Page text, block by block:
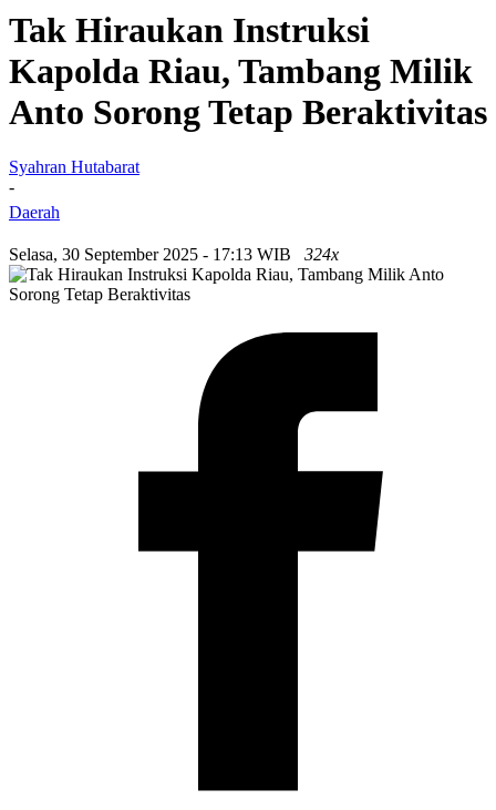
Tak Hiraukan Instruksi
Kapolda Riau, Tambang Milik
Anto Sorong Tetap Beraktivitas
Syahran Hutabarat
-
Daerah
Selasa, 30 September 2025 - 17:13 WIB 324x